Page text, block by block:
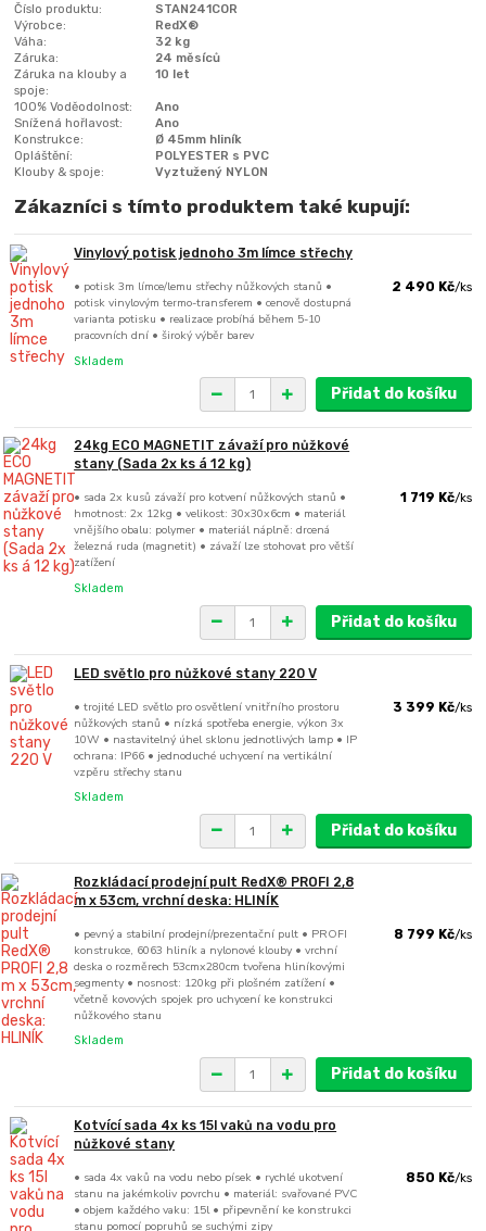
Číslo produktu:
STAN241COR
Výrobce:
RedX®
Váha:
32 kg
Záruka:
24 měsíců
Záruka na klouby a
spoje:
10 let
100% Voděodolnost:
Ano
Snížená hořlavost:
Ano
Konstrukce:
Ø 45mm hliník
Opláštění:
POLYESTER s PVC
Klouby & spoje:
Vyztužený NYLON
Zákazníci s tímto produktem také kupují:
Vinylový potisk jednoho 3m límce střechy
• potisk 3m límce/lemu střechy nůžkových stanů •
potisk vinylovým termo-transferem • cenově dostupná
varianta potisku • realizace probíhá během 5-10
pracovních dní • široký výběr barev
2 490 Kč/ks
Skladem
Přidat do košíku
24kg ECO MAGNETIT závaží pro nůžkové
stany (Sada 2x ks á 12 kg)
• sada 2x kusů závaží pro kotvení nůžkových stanů •
hmotnost: 2x 12kg • velikost: 30x30x6cm • materiál
vnějšího obalu: polymer • materiál náplně: drcená
železná ruda (magnetit) • závaží lze stohovat pro větší
zatížení
1 719 Kč/ks
Skladem
Přidat do košíku
LED světlo pro nůžkové stany 220 V
• trojité LED světlo pro osvětlení vnitřního prostoru
nůžkových stanů • nízká spotřeba energie, výkon 3x
10W • nastavitelný úhel sklonu jednotlivých lamp • IP
ochrana: IP66 • jednoduché uchycení na vertikální
vzpěru střechy stanu
3 399 Kč/ks
Skladem
Přidat do košíku
Rozkládací prodejní pult RedX® PROFI 2,8
m x 53cm, vrchní deska: HLINÍK
• pevný a stabilní prodejní/prezentační pult • PROFI
konstrukce, 6063 hliník a nylonové klouby • vrchní
deska o rozměrech 53cmx280cm tvořena hliníkovými
segmenty • nosnost: 120kg při plošném zatížení •
včetně kovových spojek pro uchycení ke konstrukci
nůžkového stanu
8 799 Kč/ks
Skladem
Přidat do košíku
Kotvící sada 4x ks 15l vaků na vodu pro
nůžkové stany
• sada 4x vaků na vodu nebo písek • rychlé ukotvení
stanu na jakémkoliv povrchu • materiál: svařované PVC
• objem každého vaku: 15l • připevnění ke konstrukci
stanu pomocí popruhů se suchými zipy
850 Kč/ks